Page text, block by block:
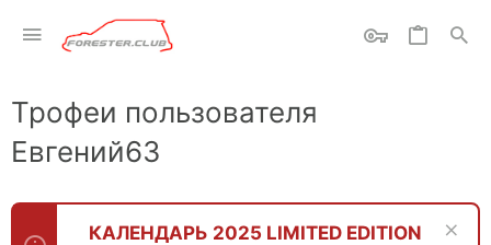
Трофеи пользователя
Евгений63
КАЛЕНДАРЬ 2025 LIMITED EDITION